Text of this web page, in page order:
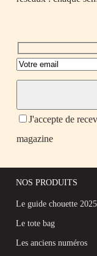
J'accepte de
magazine
NOS PRODUITS
Le guide chouette 2025
Le tote bag
Les anciens numéros